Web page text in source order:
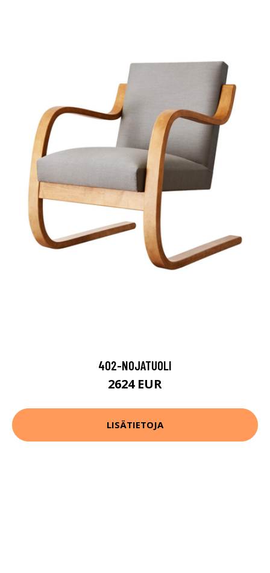
402-NOJATUOLI
2624 EUR
LISÄTIETOJA